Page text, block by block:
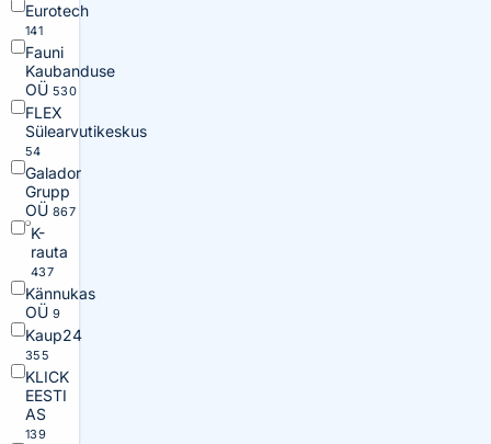
Eurotech
141
Fauni
Kaubanduse
OÜ 530
FLEX
Sülearvutikeskus
54
Galador
Grupp
OÜ 867
K-
rauta
437
Kännukas
OÜ 9
Kaup24
355
KLICK
EESTI
AS
139